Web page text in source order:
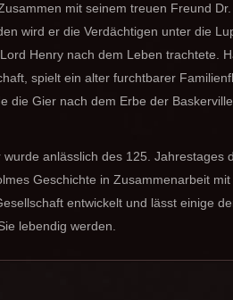
mit seinem treuen Freund
wird er die Verdächtigen unter die
Henry nach dem Leben trachtete.
spielt ein alter furchtbarer
die Gier nach dem Erbe der
wurde anlässlich des 125. Jahrestages
Geschichte in Zusammenarbeit
entwickelt und lässt einige
lebendig werden.